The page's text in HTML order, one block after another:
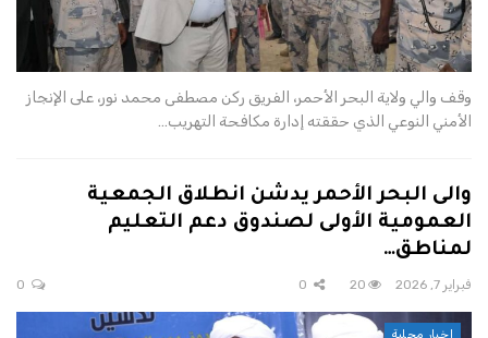
وقف والي ولاية البحر الأحمر، الفريق ركن مصطفى محمد نور، على الإنجاز
الأمني النوعي الذي حققته إدارة مكافحة التهريب…
والى البحر الأحمر يدشن انطلاق الجمعية
العمومية الأولى لصندوق دعم التعليم
لمناطق…
فبراير 7, 2026 20
اخبار محلية